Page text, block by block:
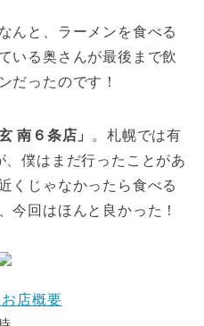
んと、ラーメンを食べる
いる奥さんが最後まで飲
だったのです！
南６条店」
。札幌では有
僕はまだ行ったことがあ
くじゃなかったら食べる
今回はほんと良かった！
店概要